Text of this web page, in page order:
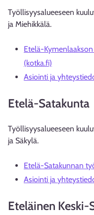
Työllisyysalueeseen
ja Miehikkälä.
Etelä-
(kotka.fi)
Asiointi ja
Etelä-Satakunta
Työllisyysalueeseen
ja Säkylä.
Etelä-Satakunnan
Asiointi ja
Eteläinen Keski-